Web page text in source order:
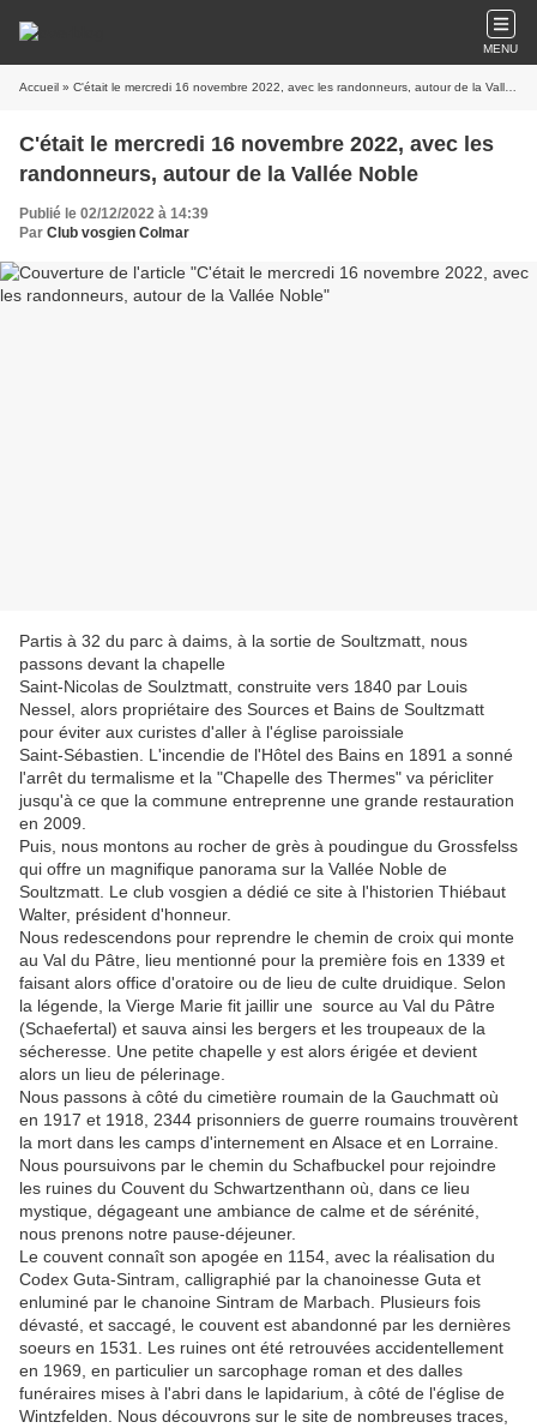
MENU
Accueil » C'était le mercredi 16 novembre 2022, avec les randonneurs, autour de la Vallée Noble
C'était le mercredi 16 novembre 2022, avec les
randonneurs, autour de la Vallée Noble
Publié le 02/12/2022 à 14:39
Par Club vosgien Colmar
Partis à 32 du parc à daims, à la sortie de Soultzmatt, nous
passons devant la chapelle
Saint-Nicolas de Soulztmatt, construite vers 1840 par Louis
Nessel, alors propriétaire des Sources et Bains de Soultzmatt
pour éviter aux curistes d'aller à l'église paroissiale
Saint-Sébastien. L'incendie de l'Hôtel des Bains en 1891 a sonné
l'arrêt du termalisme et la "Chapelle des Thermes" va péricliter
jusqu'à ce que la commune entreprenne une grande restauration
en 2009.
Puis, nous montons au rocher de grès à poudingue du Grossfelss
qui offre un magnifique panorama sur la Vallée Noble de
Soultzmatt. Le club vosgien a dédié ce site à l'historien Thiébaut
Walter, président d'honneur.
Nous redescendons pour reprendre le chemin de croix qui monte
au Val du Pâtre, lieu mentionné pour la première fois en 1339 et
faisant alors office d'oratoire ou de lieu de culte druidique. Selon
la légende, la Vierge Marie fit jaillir une source au Val du Pâtre
(Schaefertal) et sauva ainsi les bergers et les troupeaux de la
sécheresse. Une petite chapelle y est alors érigée et devient
alors un lieu de pélerinage.
Nous passons à côté du cimetière roumain de la Gauchmatt où
en 1917 et 1918, 2344 prisonniers de guerre roumains trouvèrent
la mort dans les camps d'internement en Alsace et en Lorraine.
Nous poursuivons par le chemin du Schafbuckel pour rejoindre
les ruines du Couvent du Schwartzenthann où, dans ce lieu
mystique, dégageant une ambiance de calme et de sérénité,
nous prenons notre pause-déjeuner.
Le couvent connaît son apogée en 1154, avec la réalisation du
Codex Guta-Sintram, calligraphié par la chanoinesse Guta et
enluminé par le chanoine Sintram de Marbach. Plusieurs fois
dévasté, et saccagé, le couvent est abandonné par les dernières
soeurs en 1531. Les ruines ont été retrouvées accidentellement
en 1969, en particulier un sarcophage roman et des dalles
funéraires mises à l'abri dans le lapidarium, à côté de l'église de
Wintzfelden. Nous découvrons sur le site de nombreuses traces,